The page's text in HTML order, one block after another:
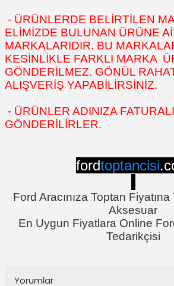
- ÜRÜNLERDE BELİRTİLEN
ELİMİZDE BULUNAN ÜRÜNE
MARKALARIDIR. BU
KESİNLİKLE FARKLI MARKA
GÖNDERİLMEZ. GÖNÜL
ALIŞVERİŞ YAPABİLİRSİNİZ.
- ÜRÜNLER ADINIZA
GÖNDERİLİRLER.
fordtoptancisi
Ford Aracınıza Toptan
Aksesuar
En Uygun Fiyatlara Online
Tedarikçisi
Yorumlar